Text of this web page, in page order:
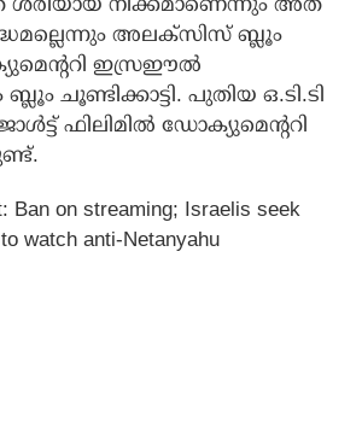
അലക്സിസ് ബ്ലൂം
ഇസ്രഈല്‍
ചൂണ്ടിക്കാട്ടി. പുതിയ ഒ.ടി.ടി
ഫിലിമിൽ ഡോക്യുമെന്ററി
Ban on streaming; Israelis seek
watch anti-Netanyahu